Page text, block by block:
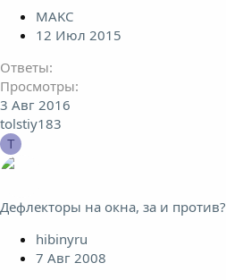
MAKC
12 Июл 2015
Ответы
Просмотры
3 Авг 2016
tolstiy183
T
Дефлекторы на окна, за и против?
hibinyru
7 Авг 2008